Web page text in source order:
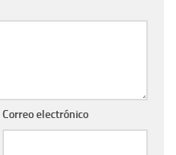
Correo electrónico